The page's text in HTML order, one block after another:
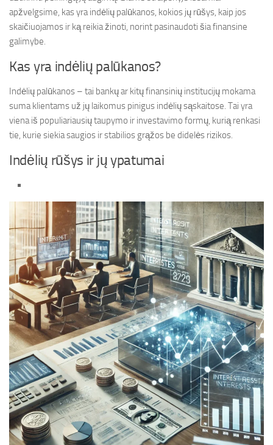
apžvelgsime, kas yra indėlių palūkanos, kokios jų rūšys, kaip jos
skaičiuojamos ir ką reikia žinoti, norint pasinaudoti šia finansine
galimybe.
Kas yra indėlių palūkanos?
Indėlių palūkanos – tai bankų ar kitų finansinių institucijų mokama
suma klientams už jų laikomus pinigus indėlių sąskaitose. Tai yra
viena iš populiariausių taupymo ir investavimo formų, kurią renkasi
tie, kurie siekia saugios ir stabilios grąžos be didelės rizikos.
Indėlių rūšys ir jų ypatumai